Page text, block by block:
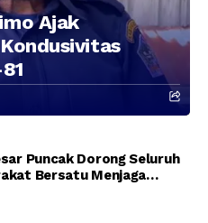
Ajak
Puncak Dorong Seluruh
Bersatu Menjaga